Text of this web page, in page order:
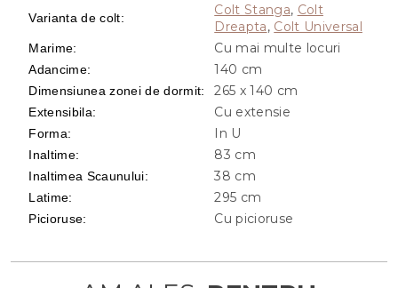
Varianta de colt: Colt Stanga, Colt
Dreapta, Colt Universal
Marime: Cu mai multe locuri
Adancime: 140 cm
Dimensiunea zonei de dormit: 265 x 140 cm
Extensibila: Cu extensie
Forma: In U
Inaltime: 83 cm
Inaltimea Scaunului: 38 cm
Latime: 295 cm
Picioruse: Cu picioruse